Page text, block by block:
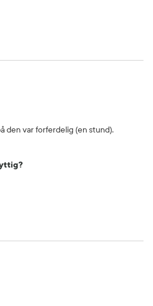
den var forferdelig (en stund).